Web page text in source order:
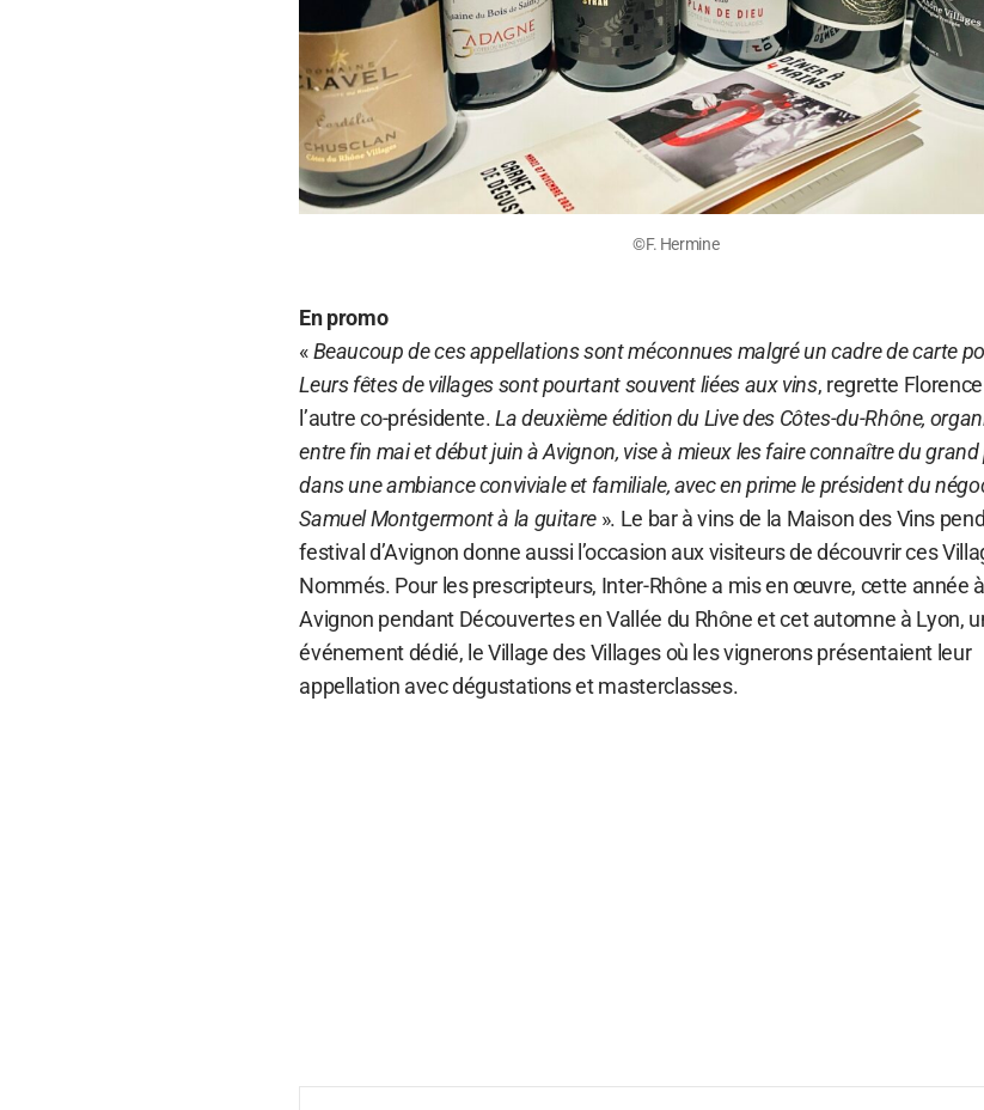
©F. Hermine
En promo
«Beaucoup de ces appellations sont méconnues malgré un cadre de carte
Leurs fêtes de villages sont pourtant souvent liées aux vins, regrette
l’autre co-présidente.La deuxième édition du Live des Côtes-du-Rhône,
entre fin mai et début juin à Avignon, vise à mieux les faire connaître du
dans une ambiance conviviale et familiale, avec en prime le président du
Samuel Montgermont à la guitare ». Le bar à vins de la Maison des Vins
festival d’Avignon donne aussi l’occasion aux visiteurs de découvrir ces
Nommés. Pour les prescripteurs, Inter-Rhône a mis en œuvre, cette année à
Avignon pendant Découvertes en Vallée du Rhône et cet automne à Lyon,
événement dédié, le Village des Villages où les vignerons présentaient leur
appellation avec dégustations et masterclasses.